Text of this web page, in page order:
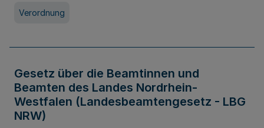
Verordnung
Gesetz über die Beamtinnen und
Beamten des Landes Nordrhein-
Westfalen (Landesbeamtengesetz - LBG
NRW)